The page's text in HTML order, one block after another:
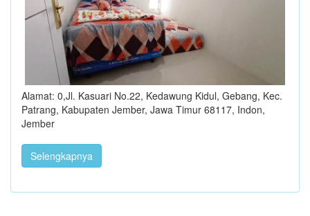
Alamat: 0,Jl. Kasuari No.22, Kedawung Kidul, Gebang, Kec.
Patrang, Kabupaten Jember, Jawa Timur 68117, Indon,
Jember
Selengkapnya